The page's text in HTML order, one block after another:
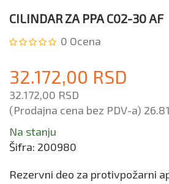
CILINDAR ZA PPA C02-30 AF
0 Ocena
32.172,00 RSD
32.172,00 RSD
(Prodajna cena bez PDV-a)
Na stanju
Šifra: 200980
Rezervni deo za protivpožarni